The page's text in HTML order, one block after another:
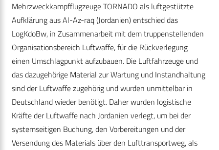
Mehrzweckkampfflugzeuge TORNADO als luftgestützte
Aufklärung aus Al-Az-raq (Jordanien) entschied das
LogKdoBw, in Zusammenarbeit mit dem truppenstellenden
Organisationsbereich Luftwaffe, für die Rückverlegung
einen Umschlagpunkt aufzubauen. Die Luftfahrzeuge und
das dazugehörige Material zur Wartung und Instandhaltung
sind der Luftwaffe zugehörig und wurden unmittelbar in
Deutschland wieder benötigt. Daher wurden logistische
Kräfte der Luftwaffe nach Jordanien verlegt, um bei der
systemseitigen Buchung, den Vorbereitungen und der
Versendung des Materials über den Lufttransportweg, als